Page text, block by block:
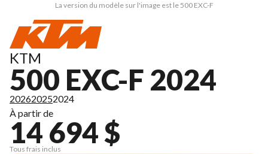
La version du modèle sur l'image est le 500 EXC-F
KTM
500 EXC-F 2024
202620252024
À partir de
14 694 $
Tous frais inclus